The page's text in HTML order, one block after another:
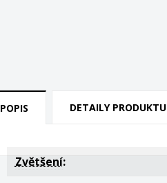
POPIS DETAILY PRODUKTU
Zvětšení: